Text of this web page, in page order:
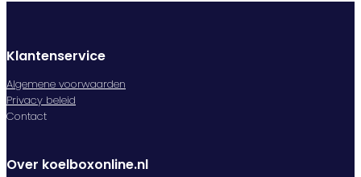
Klantenservice
Algemene voorwaarden
Privacy beleid
Contact
Over koelboxonline.nl